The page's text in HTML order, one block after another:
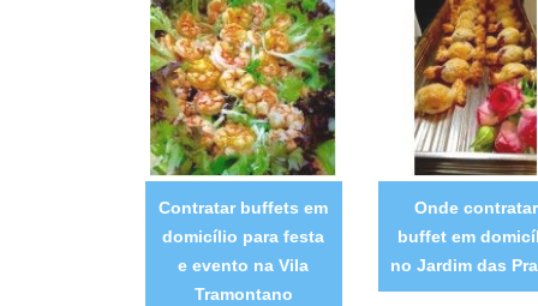
Contratar buffets em
domicílio para festa
e evento na Vila
Tramontano
Onde contratar
buffet em
no Jardim das